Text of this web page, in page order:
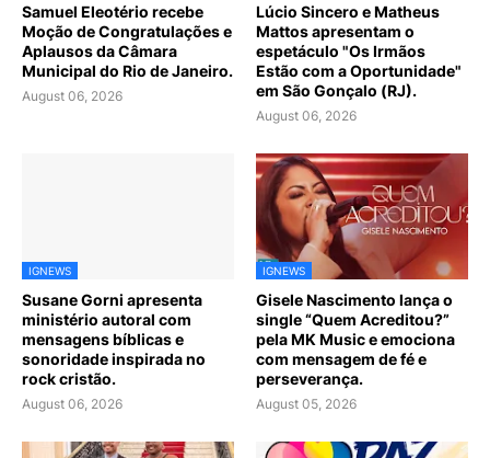
Samuel Eleotério recebe
Moção de Congratulações e
Aplausos da Câmara
Municipal do Rio de Janeiro.
August 06, 2026
Lúcio Sincero e Matheus
Mattos apresentam o
espetáculo "Os Irmãos
Estão com a Oportunidade"
em São Gonçalo (RJ).
August 06, 2026
IGNEWS
Susane Gorni apresenta
ministério autoral com
mensagens bíblicas e
sonoridade inspirada no
rock cristão.
August 06, 2026
IGNEWS
Gisele Nascimento lança o
single “Quem Acreditou?”
pela MK Music e emociona
com mensagem de fé e
perseverança.
August 05, 2026